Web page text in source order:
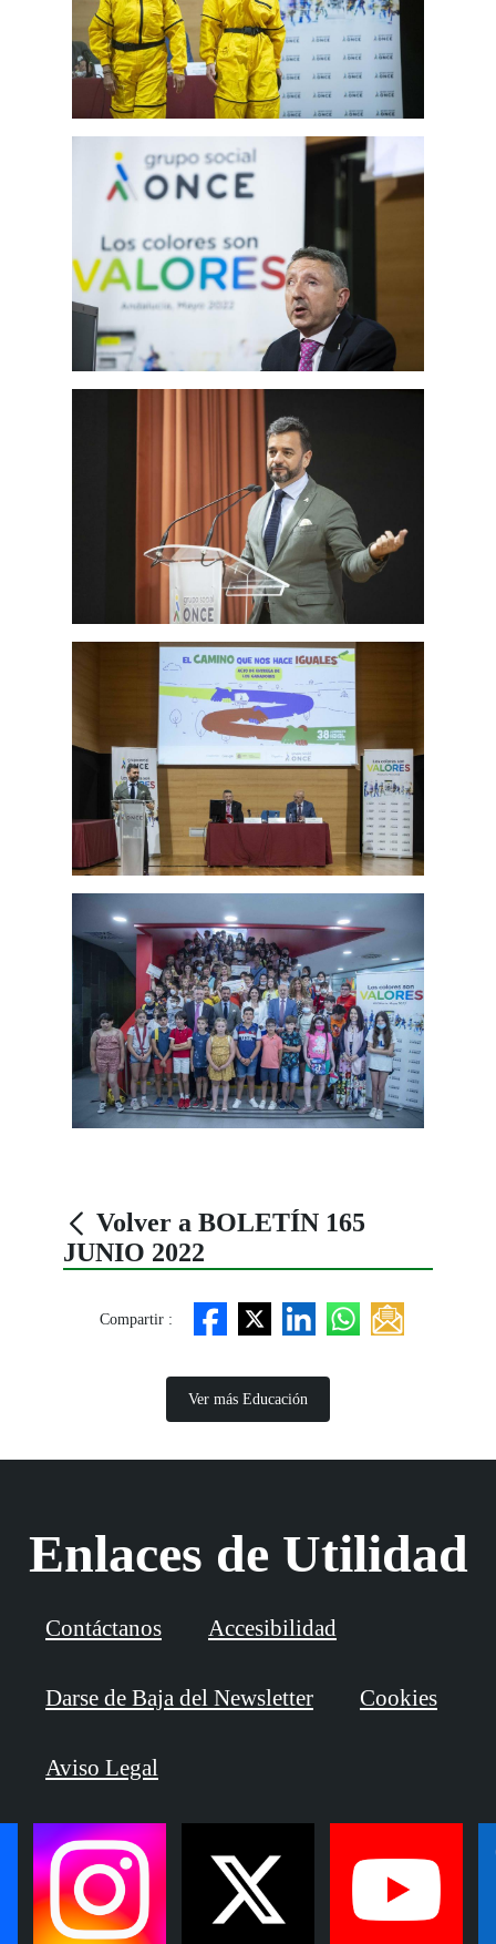
Volver a BOLETÍN 165
JUNIO 2022
Compartir :
Ver más Educación
Enlaces de Utilidad
Contáctanos Accesibilidad
Darse de Baja del Newsletter Cookies
Aviso Legal